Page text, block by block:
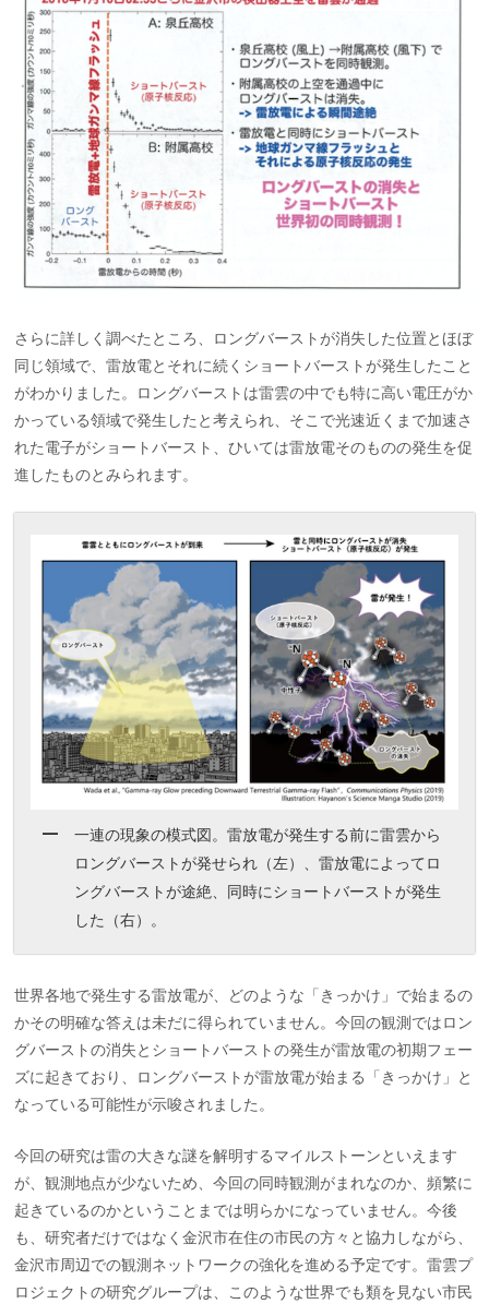
さらに詳しく調べたところ、ロングバーストが消失した位置とほぼ
同じ領域で、雷放電とそれに続くショートバーストが発生したこと
がわかりました。ロングバーストは雷雲の中でも特に高い電圧がか
かっている領域で発生したと考えられ、そこで光速近くまで加速さ
れた電子がショートバースト、ひいては雷放電そのものの発生を促
進したものとみられます。
一連の現象の模式図。雷放電が発生する前に雷雲から
ロングバーストが発せられ（左）、雷放電によってロ
ングバーストが途絶、同時にショートバーストが発生
した（右）。
世界各地で発生する雷放電が、どのような「きっかけ」で始まるの
かその明確な答えは未だに得られていません。今回の観測ではロン
グバーストの消失とショートバーストの発生が雷放電の初期フェー
ズに起きており、ロングバーストが雷放電が始まる「きっかけ」と
なっている可能性が示唆されました。
今回の研究は雷の大きな謎を解明するマイルストーンといえます
が、観測地点が少ないため、今回の同時観測がまれなのか、頻繁に
起きているのかということまでは明らかになっていません。今後
も、研究者だけではなく金沢市在住の市民の方々と協力しながら、
金沢市周辺での観測ネットワークの強化を進める予定です。雷雲プ
ロジェクトの研究グループは、このような世界でも類を見ない市民